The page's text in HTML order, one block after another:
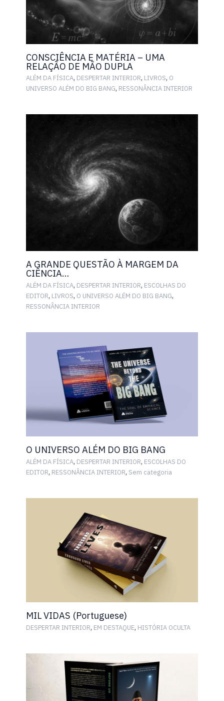
CONSCIÊNCIA E MATÉRIA – UMA
RELAÇÃO DE MÃO DUPLA
ALÉM DA FÍSICA, DESPERTAR INTERIOR, LIVROS, O
UNIVERSO ALÉM DO BIG BANG, RESSONÂNCIA INTERIOR
A GRANDE QUESTÃO À MARGEM DA
CIÊNCIA…
ALÉM DA FÍSICA, DESPERTAR INTERIOR, ESCOLHAS DO
EDITOR, LIVROS, O UNIVERSO ALÉM DO BIG BANG,
RESSONÂNCIA INTERIOR
O UNIVERSO ALÉM DO BIG BANG
ALÉM DA FÍSICA, DESPERTAR INTERIOR, ESCOLHAS DO
EDITOR, RESSONÂNCIA INTERIOR, Sem categoria
MIL VIDAS (Portuguese)
DESPERTAR INTERIOR, EM DESTAQUE, HISTÓRIA OCULTA